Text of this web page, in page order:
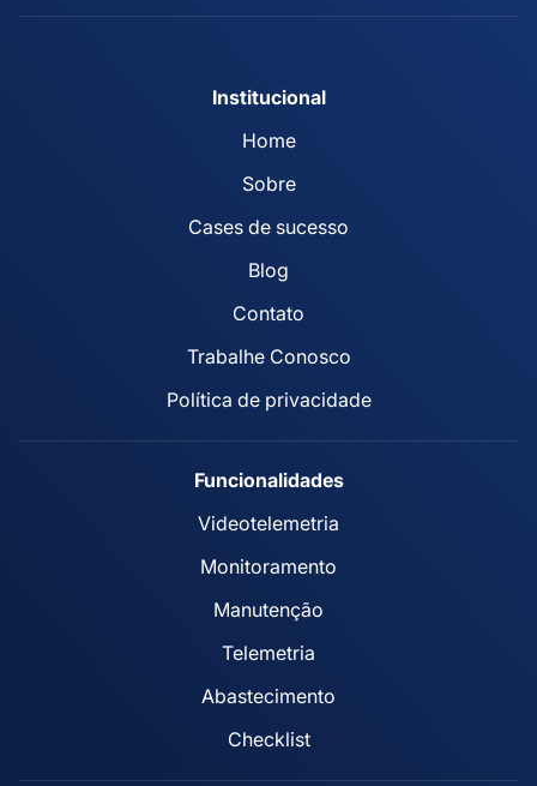
Institucional
Home
Sobre
Cases de sucesso
Blog
Contato
Trabalhe Conosco
Política de privacidade
Funcionalidades
Videotelemetria
Monitoramento
Manutenção
Telemetria
Abastecimento
Checklist